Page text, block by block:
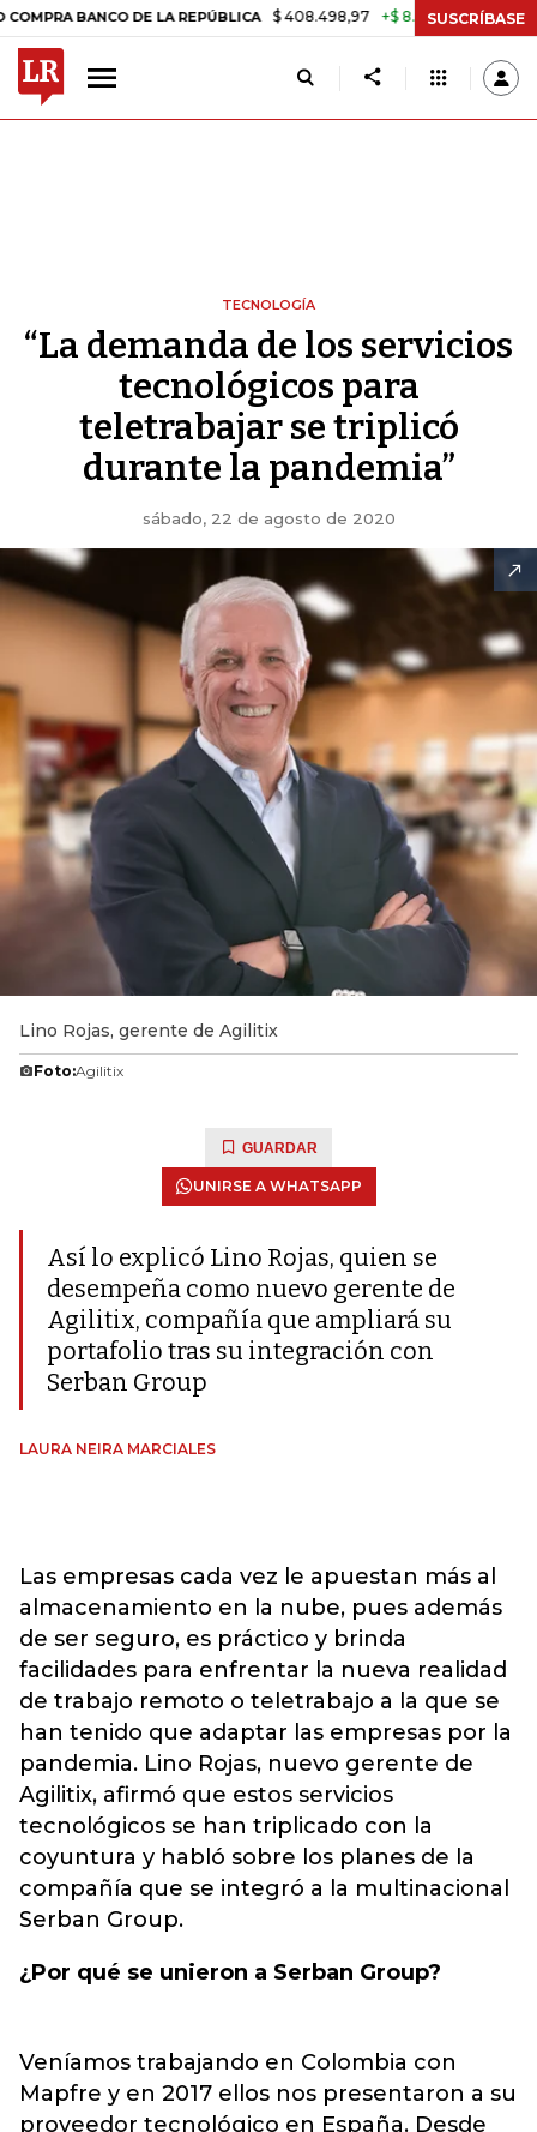
DE LA REPÚBLICA $ 408.498,97 +$ 8.753,81 +2,19% TASA
SUSCRÍBASE
TECNOLOGÍA
“La demanda de los servicios
tecnológicos para
teletrabajar se triplicó
durante la pandemia”
sábado, 22 de agosto de 2020
Lino Rojas, gerente de Agilitix
Foto:Agilitix
GUARDAR
UNIRSE A WHATSAPP
Así lo explicó Lino Rojas, quien se
desempeña como nuevo gerente de
Agilitix, compañía que ampliará su
portafolio tras su integración con
Serban Group
LAURA NEIRA MARCIALES
Las empresas cada vez le apuestan más al
almacenamiento en la nube, pues además
de ser seguro, es práctico y brinda
facilidades para enfrentar la nueva realidad
de trabajo remoto o teletrabajo a la que se
han tenido que adaptar las empresas por la
pandemia. Lino Rojas, nuevo gerente de
Agilitix, afirmó que estos servicios
tecnológicos se han triplicado con la
coyuntura y habló sobre los planes de la
compañía que se integró a la multinacional
Serban Group.
¿Por qué se unieron a Serban Group?
Veníamos trabajando en Colombia con
Mapfre y en 2017 ellos nos presentaron a su
proveedor tecnológico en España. Desde